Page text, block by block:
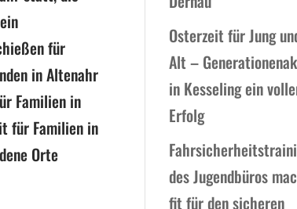
für
in Altenahr
Familien in
für Familien in
Orte
Osterzeit für Jung
Alt –
in Kesseling ein
Erfolg
des Jugendbüros
fit für den sicheren